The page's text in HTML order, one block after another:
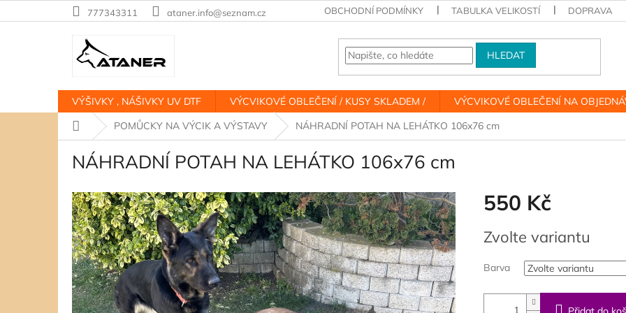
na
777343311 ataner.info@seznam.cz OBCHODNÍ PODMÍNKY TABULKA VELIKOSTÍ DOPRAVA
HLEDAT
VÝŠIVKY , NÁŠIVKY UV DTF VÝCVIKOVÉ OBLEČENÍ / KUSY SKLADEM / VÝCVIKOVÉ OBLEČENÍ NA
Domů
POMŮCKY NA VÝCIK A VÝSTAVY NÁHRADNÍ POTAH NA LEHÁTKO 106x76 cm
NÁHRADNÍ POTAH NA LEHÁTKO 106x76 cm
550 Kč
cena:
Zvolte variantu
Barva